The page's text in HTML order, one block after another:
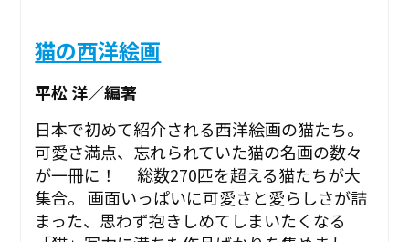
猫の西洋絵画
平松 洋／編著
日本で初めて紹介される西洋絵画の猫たち。
可愛さ満点、忘れられていた猫の名画の数々
が一冊に！ 総数270匹を超える猫たちが大
集合。 画面いっぱいに可愛さと愛らしさが詰
まった、思わず抱きしめてしまいたくなる